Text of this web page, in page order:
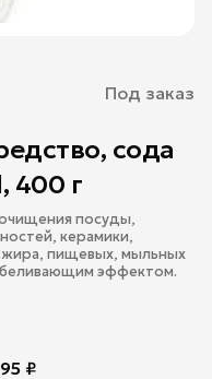
Под заказ
сода
400 г
посуды,
керамики,
пищевых, мыльных
эффектом.
₽